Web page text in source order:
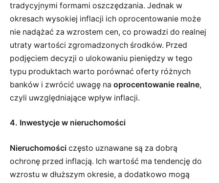
tradycyjnymi formami oszczędzania. Jednak w
okresach wysokiej inflacji ich oprocentowanie może
nie nadążać za wzrostem cen, co prowadzi do realnej
utraty wartości zgromadzonych środków. Przed
podjęciem decyzji o ulokowaniu pieniędzy w tego
typu produktach warto porównać oferty różnych
banków i zwrócić uwagę na oprocentowanie realne,
czyli uwzględniające wpływ inflacji.
4. Inwestycje w nieruchomości
Nieruchomości często uznawane są za dobrą
ochronę przed inflacją. Ich wartość ma tendencję do
wzrostu w dłuższym okresie, a dodatkowo mogą